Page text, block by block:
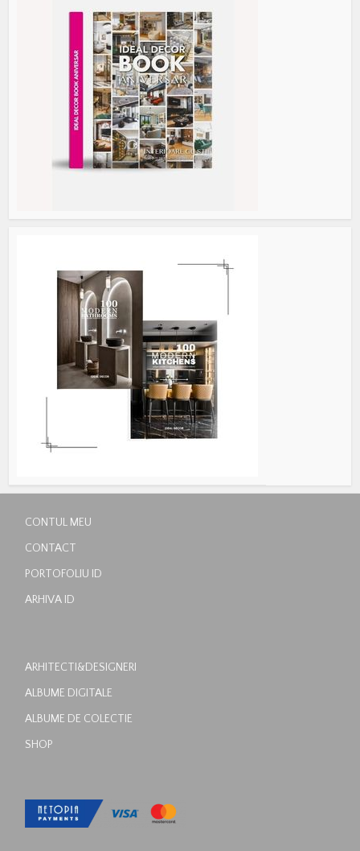
CONTUL MEU
CONTACT
PORTOFOLIU ID
ARHIVA ID
ARHITECTI&DESIGNERI
ALBUME DIGITALE
ALBUME DE COLECTIE
SHOP